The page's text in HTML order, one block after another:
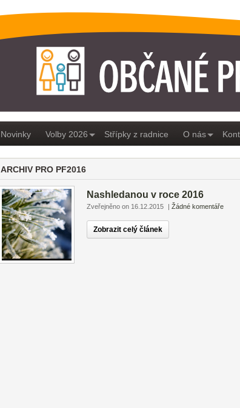
OBČANÉ PRO MEDLÁNKY
Novinky Volby 2026 Střípky z radnice O nás
ARCHIV PRO PF2016
Nashledanou v roce 2016
Zveřejněno on 16.12.2015 | Žádné komentáře
Zobrazit celý článek